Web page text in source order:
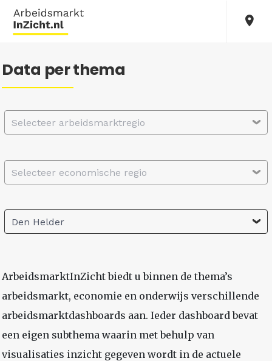
Data per thema
Selecteer arbeidsmarktregio
Selecteer economische regio
Den Helder
ArbeidsmarktInZicht biedt u binnen de thema’s
arbeidsmarkt, economie en onderwijs verschillende
arbeidsmarktdashboards aan. Ieder dashboard bevat
een eigen subthema waarin met behulp van
visualisaties inzicht gegeven wordt in de actuele